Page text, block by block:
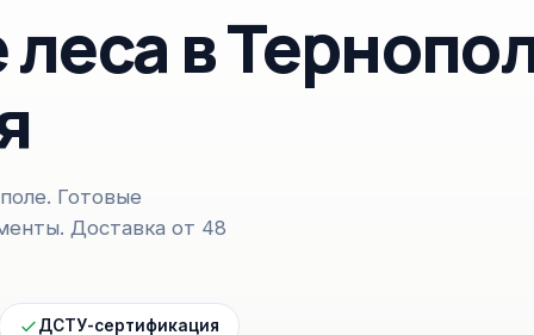
в
Готовые
Доставка от 48
ДСТУ-сертификация